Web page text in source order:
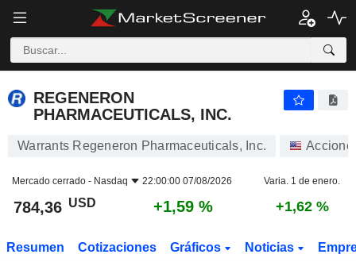
REGENERON
PHARMACEUTICALS, INC.
Warrants Regeneron Pharmaceuticals, Inc.
Mercado cerrado - Nasdaq 22:00:00 07/08/2026 Varia. 1 de enero.
784,36 USD +1,59 % +1,62 %
Resumen Cotizaciones Gráficos Noticias